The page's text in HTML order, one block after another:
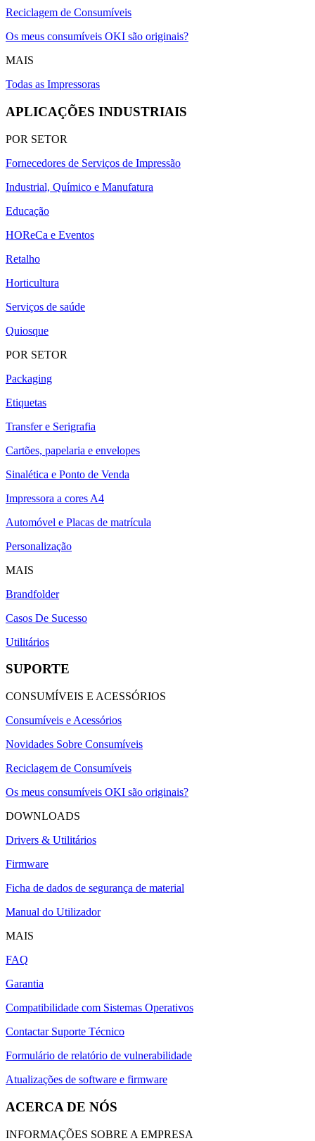
Reciclagem de Consumíveis
Os meus consumíveis OKI são originais?
MAIS
Todas as Impressoras
APLICAÇÕES INDUSTRIAIS
POR SETOR
Fornecedores de Serviços de Impressão
Industrial, Químico e Manufatura
Educação
HOReCa e Eventos
Retalho
Horticultura
Serviços de saúde
Quiosque
POR SETOR
Packaging
Etiquetas
Transfer e Serigrafia
Cartões, papelaria e envelopes
Sinalética e Ponto de Venda
Impressora a cores A4
Automóvel e Placas de matrícula
Personalização
MAIS
Brandfolder
Casos De Sucesso
Utilitários
SUPORTE
CONSUMÍVEIS E ACESSÓRIOS
Consumíveis e Acessórios
Novidades Sobre Consumíveis
Reciclagem de Consumíveis
Os meus consumíveis OKI são originais?
DOWNLOADS
Drivers & Utilitários
Firmware
Ficha de dados de segurança de material
Manual do Utilizador
MAIS
FAQ
Garantia
Compatibilidade com Sistemas Operativos
Contactar Suporte Técnico
Formulário de relatório de vulnerabilidade
Atualizações de software e firmware
ACERCA DE NÓS
INFORMAÇÕES SOBRE A EMPRESA